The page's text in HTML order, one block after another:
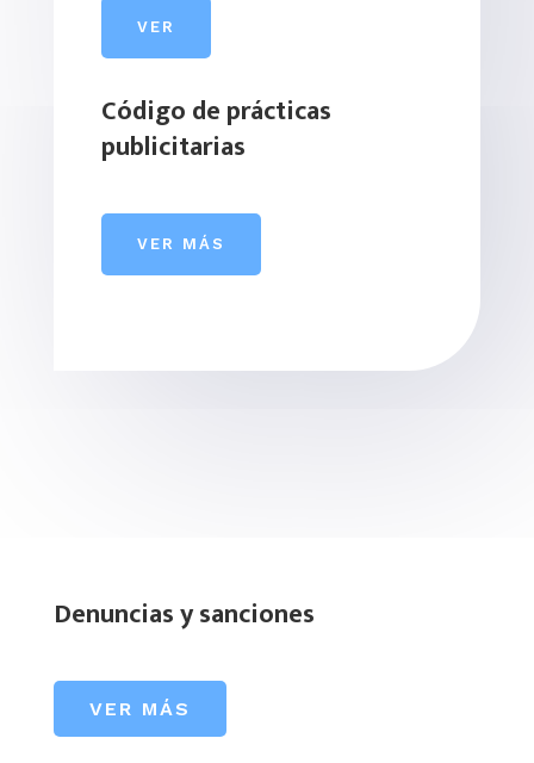
VER
Código de prácticas
publicitarias
VER MÁS
Denuncias y sanciones
VER MÁS